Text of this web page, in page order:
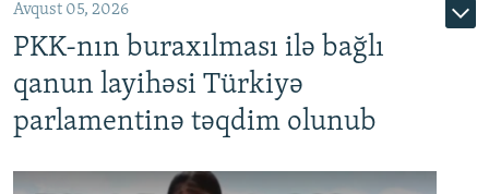
Avqust 05, 2026
PKK-nın buraxılması ilə bağlı
qanun layihəsi Türkiyə
parlamentinə təqdim olunub